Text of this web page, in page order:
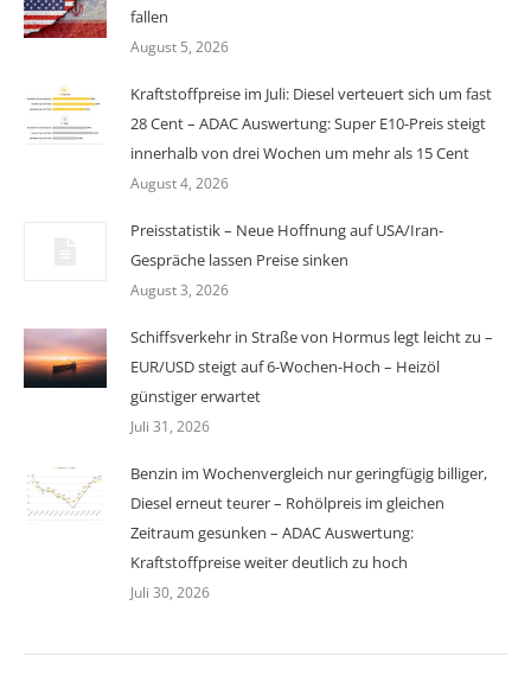
fallen
August 5, 2026
Kraftstoffpreise im Juli: Diesel verteuert sich um fast
28 Cent – ADAC Auswertung: Super E10-Preis steigt
innerhalb von drei Wochen um mehr als 15 Cent
August 4, 2026
Preisstatistik – Neue Hoffnung auf USA/Iran-
Gespräche lassen Preise sinken
August 3, 2026
Schiffsverkehr in Straße von Hormus legt leicht zu –
EUR/USD steigt auf 6-Wochen-Hoch – Heizöl
günstiger erwartet
Juli 31, 2026
Benzin im Wochenvergleich nur geringfügig billiger,
Diesel erneut teurer – Rohölpreis im gleichen
Zeitraum gesunken – ADAC Auswertung:
Kraftstoffpreise weiter deutlich zu hoch
Juli 30, 2026